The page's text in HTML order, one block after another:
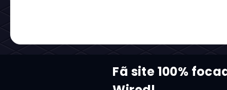
Fã site 100%